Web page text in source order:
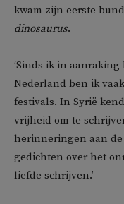
kwam zijn eerste
dinosaurus.
‘Sinds ik in
Nederland ben ik
festivals. In Syrië
vrijheid om te
herinneringen aan
gedichten over het
liefde schrijven.’